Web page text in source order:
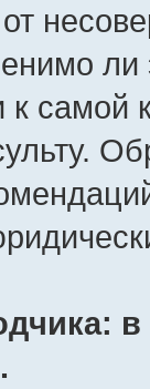
ли
самой